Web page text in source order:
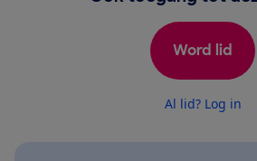
Word lid
Al lid? Log in